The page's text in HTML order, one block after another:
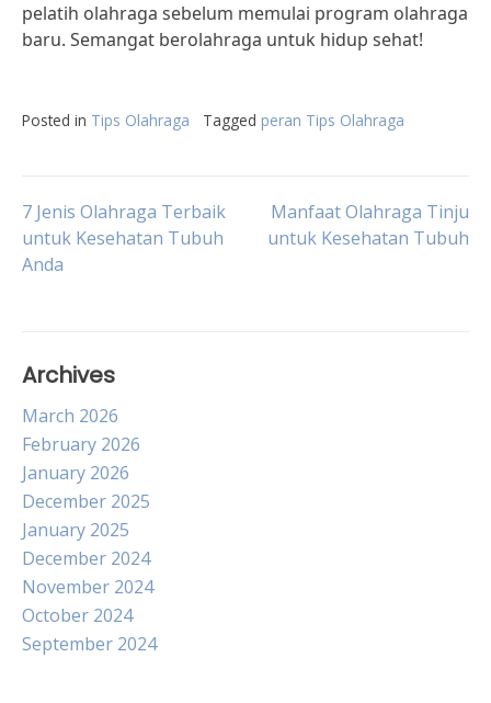
pelatih olahraga sebelum memulai program olahraga
baru. Semangat berolahraga untuk hidup sehat!
Posted in Tips Olahraga Tagged peran Tips Olahraga
Post
navigation
7 Jenis Olahraga Terbaik
untuk Kesehatan Tubuh
Anda
Manfaat Olahraga Tinju
untuk Kesehatan Tubuh
Archives
March 2026
February 2026
January 2026
December 2025
January 2025
December 2024
November 2024
October 2024
September 2024